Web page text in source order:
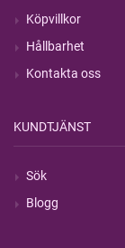
Köpvillkor
Hållbarhet
Kontakta oss
KUNDTJÄNST
Sök
Blogg